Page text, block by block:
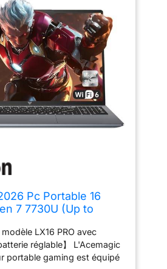
Pc Portable 16
7 7730U (Up to
à 4 to)
Clavier
modèle LX16 PRO avec
réglable】 L'Acemagic
portable gaming est équipé